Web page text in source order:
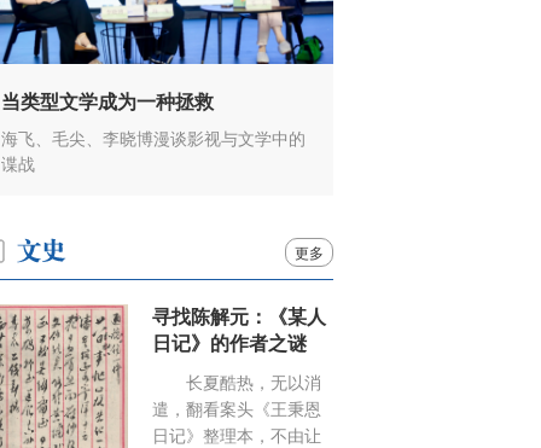
当类型文学成为一种拯救
海飞、毛尖、李晓博漫谈影视与文学中的
谍战
更多
寻找陈解元：《某人
日记》的作者之谜
长夏酷热，无以消
遣，翻看案头《王秉恩
日记》整理本，不由让